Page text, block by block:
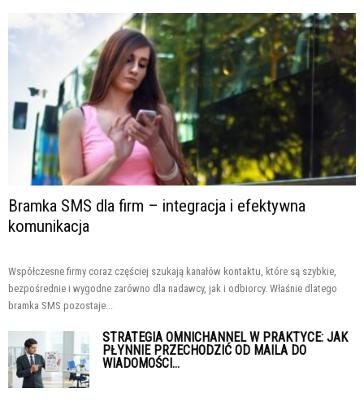
Bramka SMS dla firm – integracja i efektywna
komunikacja
Współczesne firmy coraz częściej szukają kanałów kontaktu, które są szybkie,
bezpośrednie i wygodne zarówno dla nadawcy, jak i odbiorcy. Właśnie dlatego
bramka SMS pozostaje...
STRATEGIA OMNICHANNEL W PRAKTYCE: JAK
PŁYNNIE PRZECHODZIĆ OD MAILA DO
WIADOMOŚCI...